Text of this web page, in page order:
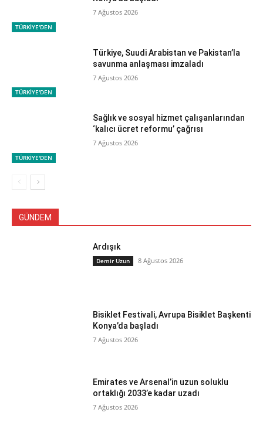
TÜRKİYE'DEN
7 Ağustos 2026
TÜRKİYE'DEN
Türkiye, Suudi Arabistan ve Pakistan’la
savunma anlaşması imzaladı
7 Ağustos 2026
TÜRKİYE'DEN
Sağlık ve sosyal hizmet çalışanlarından
‘kalıcı ücret reformu’ çağrısı
7 Ağustos 2026
GÜNDEM
Ardışık
Demir Uzun 8 Ağustos 2026
Bisiklet Festivali, Avrupa Bisiklet Başkenti
Konya’da başladı
7 Ağustos 2026
Emirates ve Arsenal’in uzun soluklu
ortaklığı 2033’e kadar uzadı
7 Ağustos 2026